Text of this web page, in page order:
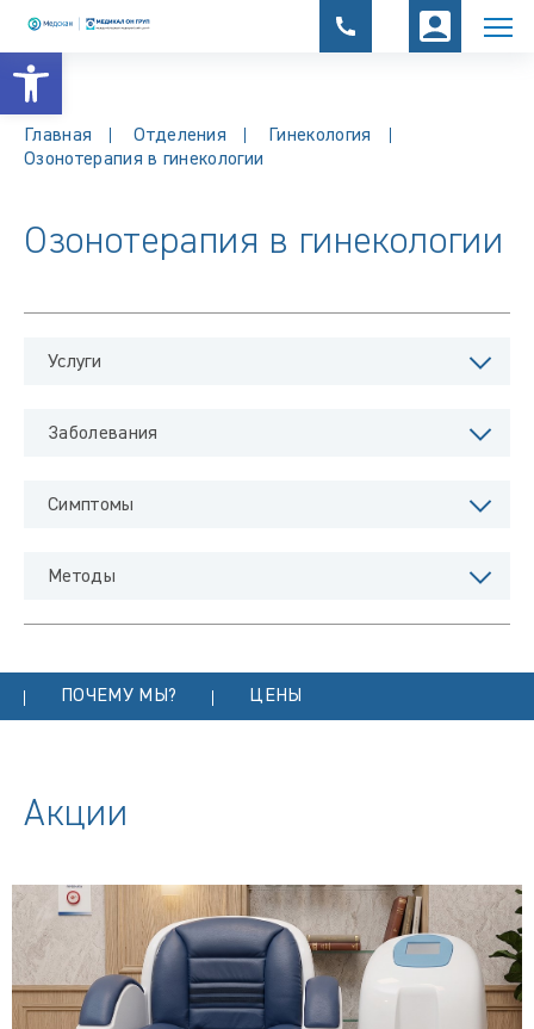
Открыть панель инструментов
Главная Отделения
Гинекология
Озонотерапия в гинекологии
Озонотерапия в гинекологии
Услуги
Заболевания
Симптомы
Методы
ПОЧЕМУ МЫ? ЦЕНЫ
Акции